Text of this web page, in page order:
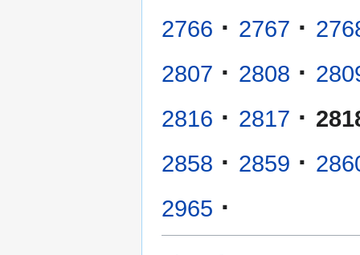
2766 · 2767 ·
2807 · 2808 ·
2816 · 2817 ·
2858 · 2859 ·
2965 ·